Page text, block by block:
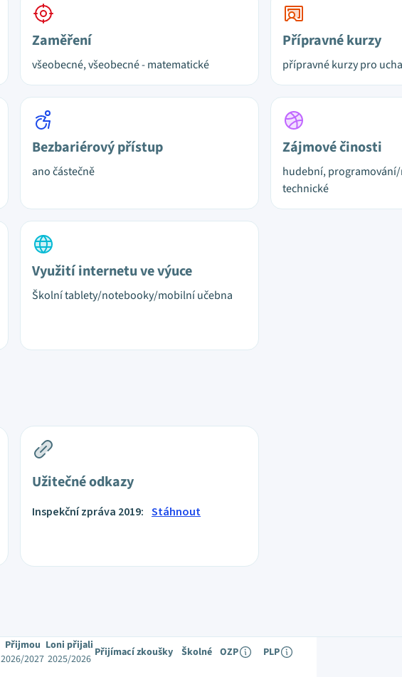
Zaměření
všeobecné, všeobecné - matematické
Přípravné kurzy
přípravné kurzy pro
Bezbariérový přístup
ano částečně
Zájmové činosti
hudební,
technické
Využití internetu ve výuce
Školní tablety/notebooky/mobilní učebna
Užitečné odkazy
Inspekční zpráva 2019: Stáhnout
Přijmou
2026/2027
Loni přijali
2025/2026 Přijímací zkoušky Školné OZP PLP